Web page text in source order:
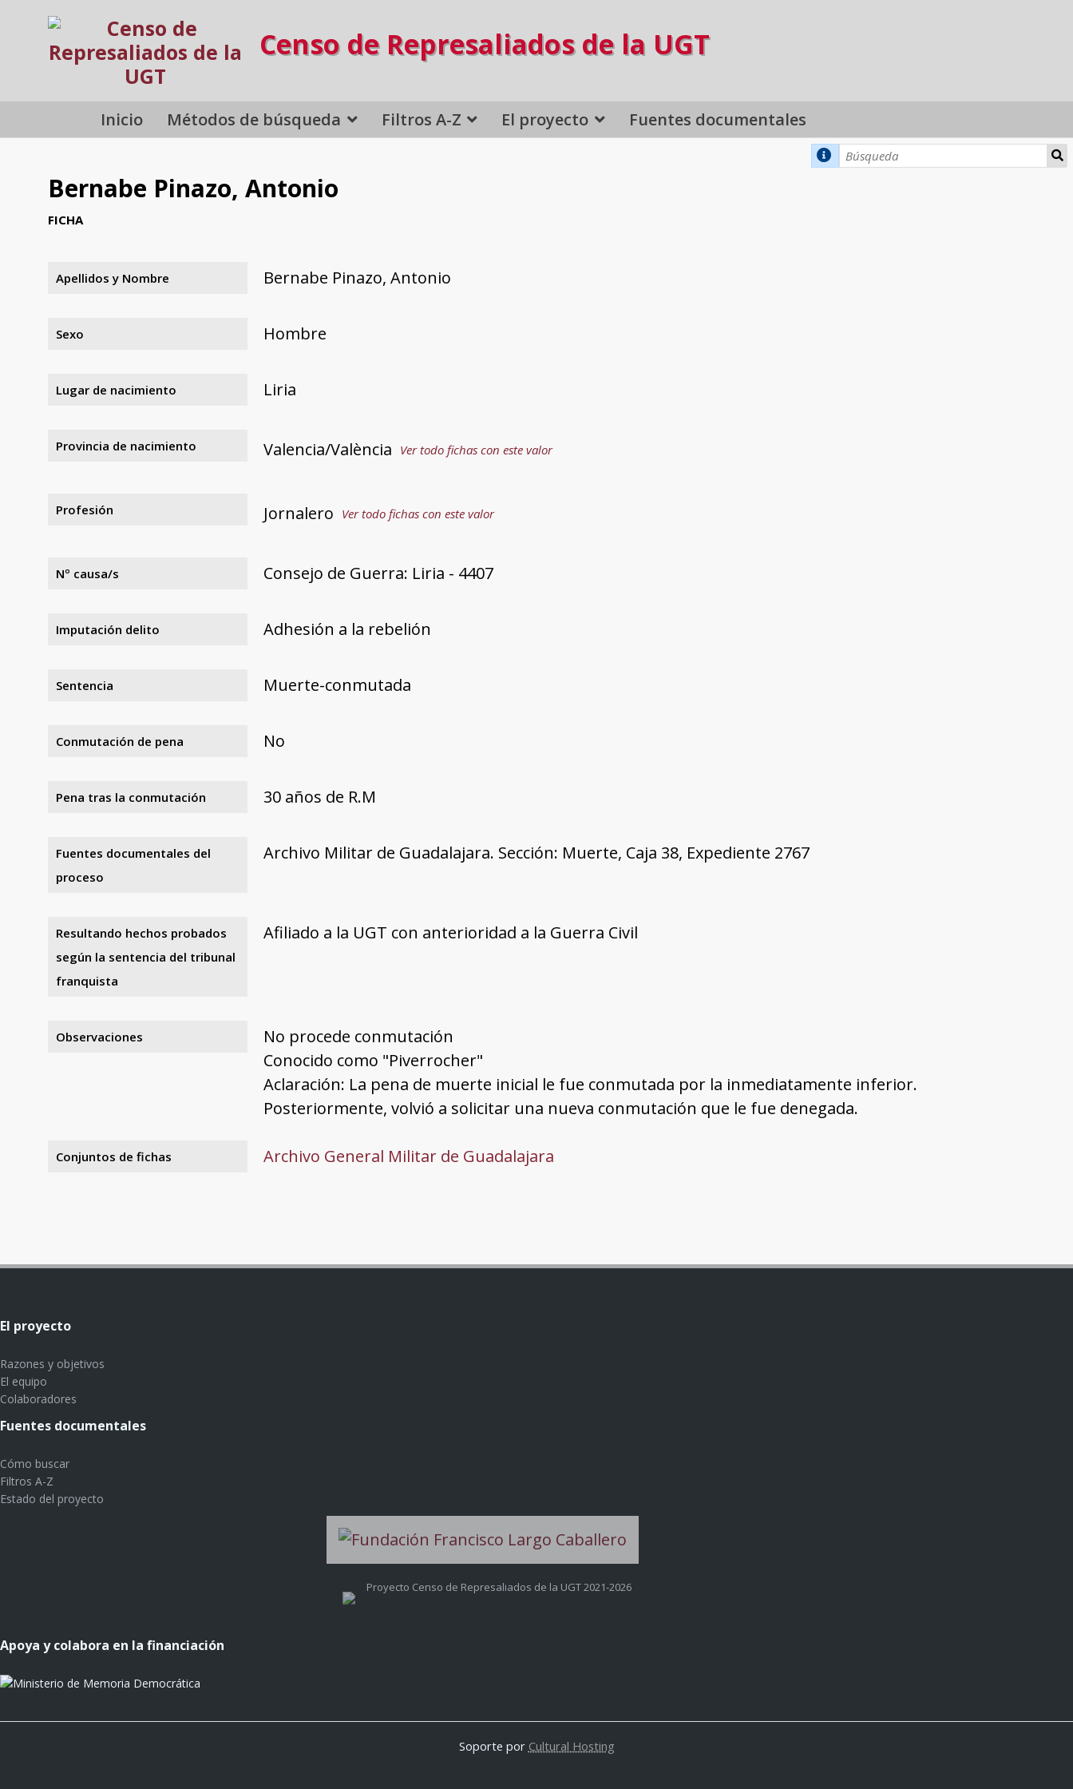
Censo de Represaliados de la UGT
Inicio Métodos de búsqueda Filtros A-Z El proyecto Fuentes documentales
Bernabe Pinazo, Antonio
FICHA
Apellidos y Nombre Bernabe Pinazo, Antonio
Sexo Hombre
Lugar de nacimiento Liria
Provincia de nacimiento Valencia/València Ver todo fichas con este valor
Profesión Jornalero Ver todo fichas con este valor
Nº causa/s Consejo de Guerra: Liria - 4407
Imputación delito Adhesión a la rebelión
Sentencia Muerte-conmutada
Conmutación de pena No
Pena tras la conmutación 30 años de R.M
Fuentes documentales del
proceso
Archivo Militar de Guadalajara. Sección: Muerte, Caja 38, Expediente 2767
Resultando hechos probados
según la sentencia del tribunal
franquista
Afiliado a la UGT con anterioridad a la Guerra Civil
Observaciones
No procede conmutación
Conocido como "Piverrocher"
Aclaración: La pena de muerte inicial le fue conmutada por la inmediatamente inferior.
Posteriormente, volvió a solicitar una nueva conmutación que le fue denegada.
Conjuntos de fichas Archivo General Militar de Guadalajara
El proyecto
Razones y objetivos
El equipo
Colaboradores
Fuentes documentales
Cómo buscar
Filtros A-Z
Estado del proyecto
Proyecto Censo de Represaliados de la UGT 2021-2026
Apoya y colabora en la financiación
Soporte por Cultural Hosting